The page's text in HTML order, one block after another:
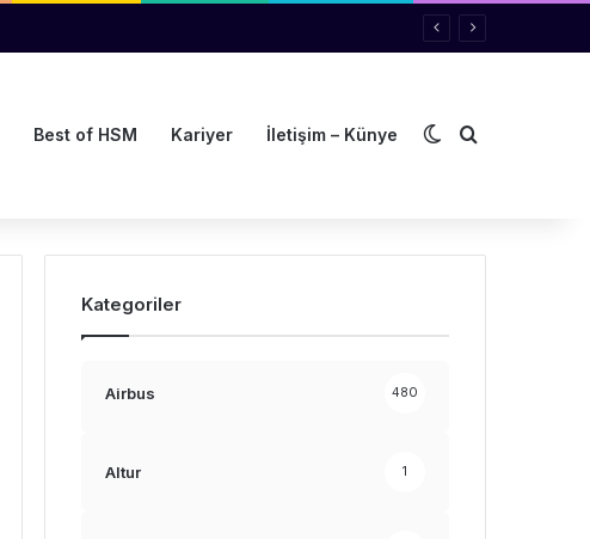
Best of HSM Kariyer İletişim – Künye Dış görünümü
Arama yap
Kategoriler
Airbus 480
Altur 1